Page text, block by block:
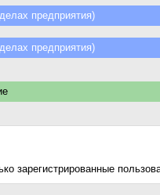
предприятия)
предприятия)
зарегистрированные